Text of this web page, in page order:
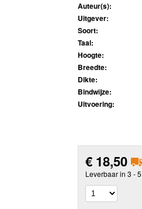
Auteur(s):
Uitgever:
Soort:
Taal:
Hoogte:
Breedte:
Dikte:
Bindwijze:
Uitvoering:
€ 18,50
Leverbaar in 3 -